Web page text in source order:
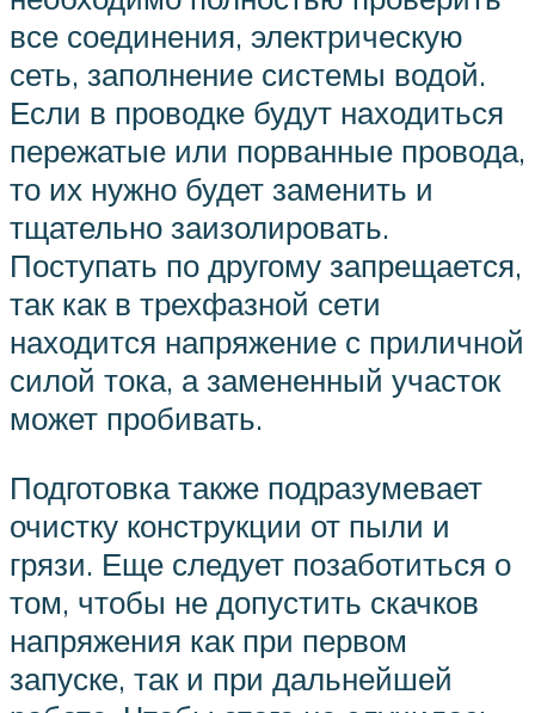
все соединения, электрическую
сеть, заполнение системы водой.
Если в проводке будут находиться
пережатые или порванные провода,
то их нужно будет заменить и
тщательно заизолировать.
Поступать по другому запрещается,
так как в трехфазной сети
находится напряжение с приличной
силой тока, а замененный участок
может пробивать.
Подготовка также подразумевает
очистку конструкции от пыли и
грязи. Еще следует позаботиться о
том, чтобы не допустить скачков
напряжения как при первом
запуске, так и при дальнейшей